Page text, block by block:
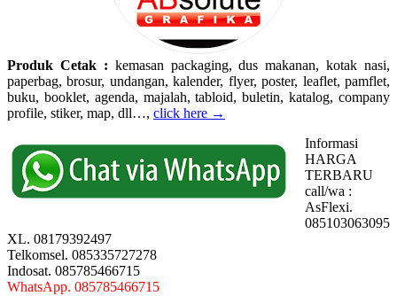
Produk Cetak : kemasan packaging, dus makanan, kotak nasi,
paperbag, brosur, undangan, kalender, flyer, poster, leaflet, pamflet,
buku, booklet, agenda, majalah, tabloid, buletin, katalog, company
profile, stiker, map, dll…, click here →
Informasi
HARGA
TERBARU
call/wa :
AsFlexi.
085103063095
XL. 08179392497
Telkomsel. 085335727278
Indosat. 085785466715
WhatsApp. 085785466715